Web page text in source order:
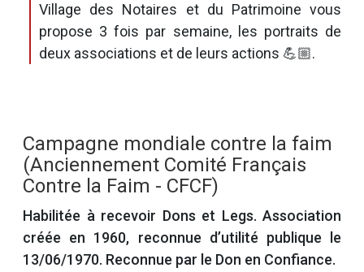
Village des Notaires et du Patrimoine vous
propose 3 fois par semaine, les portraits de
deux associations et de leurs actions 💪🏼.
Campagne mondiale contre la faim
(Anciennement Comité Français
Contre la Faim - CFCF)
Habilitée à recevoir Dons et Legs. Association
créée en 1960, reconnue d’utilité publique le
13/06/1970. Reconnue par le Don en Confiance.